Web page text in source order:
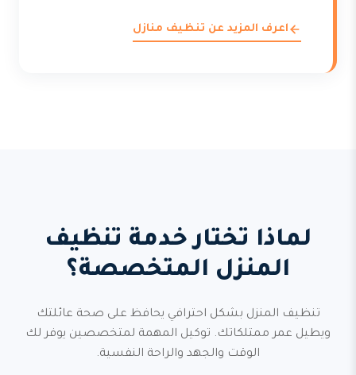
اعرف المزيد عن تنظيف منازل
لماذا تختار خدمة تنظيف
المنزل المتخصصة؟
تنظيف المنزل بشكل احترافي يحافظ على صحة عائلتك
ويطيل عمر ممتلكاتك. توكيل المهمة لمتخصصين يوفر لك
الوقت والجهد والراحة النفسية.